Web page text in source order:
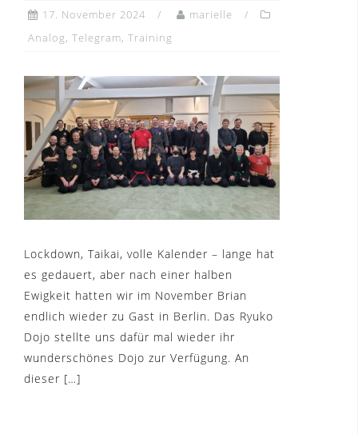
17. November 2024
marielle
Analog, Telegram, Training
Lockdown, Taikai, volle Kalender – lange hat
es gedauert, aber nach einer halben
Ewigkeit hatten wir im November Brian
endlich wieder zu Gast in Berlin. Das Ryuko
Dojo stellte uns dafür mal wieder ihr
wunderschönes Dojo zur Verfügung. An
dieser […]